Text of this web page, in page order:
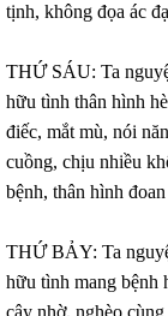
tịnh, không đọa ác
THỨ SÁU: Ta
hữu tình thân hình
điếc, mắt mù, nói
cuồng, chịu nhiều
bệnh, thân hình
THỨ BẢY: Ta
hữu tình mang bệnh